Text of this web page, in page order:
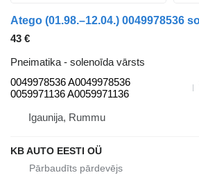
43 €
Pneimatika - solenoīda vārsts
0049978536 A0049978536
0059971136 A0059971136
Igaunija, Rummu
KB AUTO EESTI OÜ